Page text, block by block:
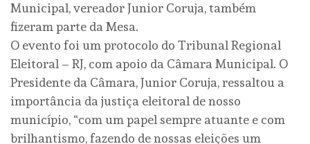
Municipal, vereador Junior Coruja, também
fizeram parte da Mesa.
O evento foi um protocolo do Tribunal Regional
Eleitoral – RJ, com apoio da Câmara Municipal. O
Presidente da Câmara, Junior Coruja, ressaltou a
importância da justiça eleitoral de nosso
município, “com um papel sempre atuante e com
brilhantismo, fazendo de nossas eleições um